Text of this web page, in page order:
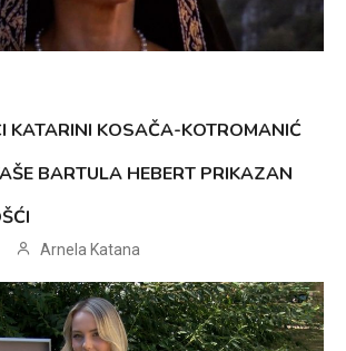
KATARINI KOSAČA-KOTROMANIĆ
BARTULA HEBERT PRIKAZAN
Arnela Katana